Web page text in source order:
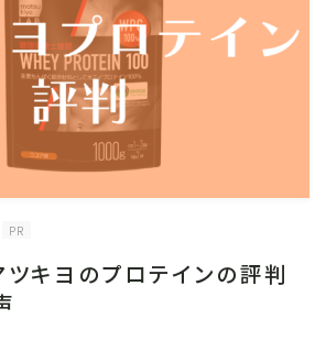
PR
ツキヨのプロテインの評判